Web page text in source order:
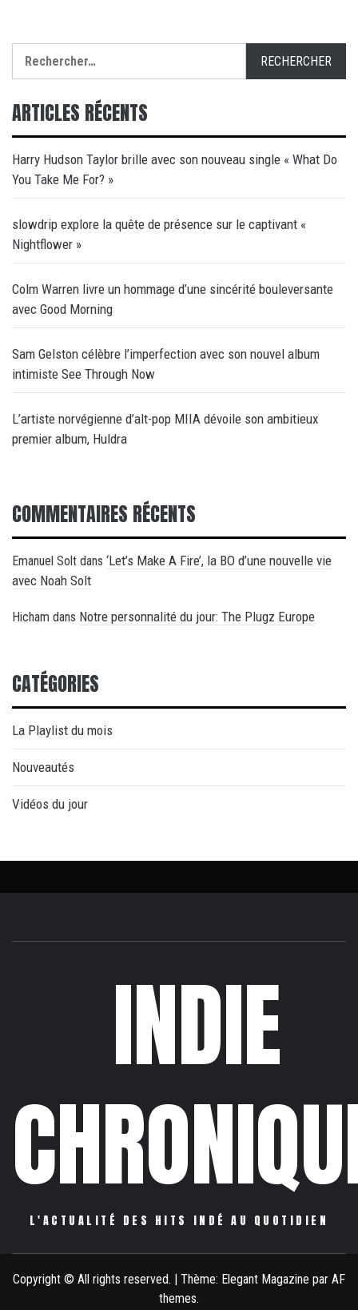
ARTICLES RÉCENTS
Harry Hudson Taylor brille avec son nouveau single « What Do
You Take Me For? »
slowdrip explore la quête de présence sur le captivant «
Nightflower »
Colm Warren livre un hommage d’une sincérité bouleversante
avec Good Morning
Sam Gelston célèbre l’imperfection avec son nouvel album
intimiste See Through Now
L’artiste norvégienne d’alt-pop MIIA dévoile son ambitieux
premier album, Huldra
COMMENTAIRES RÉCENTS
Emanuel Solt dans ‘Let’s Make A Fire’, la BO d’une nouvelle vie
avec Noah Solt
Hicham dans Notre personnalité du jour: The Plugz Europe
CATÉGORIES
La Playlist du mois
Nouveautés
Vidéos du jour
INDIE
L'ACTUALITÉ DES HITS INDÉ AU QUOTIDIEN
Copyright © All rights reserved. | Thème: Elegant Magazine par AF
themes.